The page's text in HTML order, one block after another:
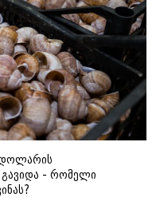
- რომელი